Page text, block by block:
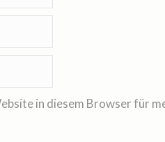
in diesem Browser für